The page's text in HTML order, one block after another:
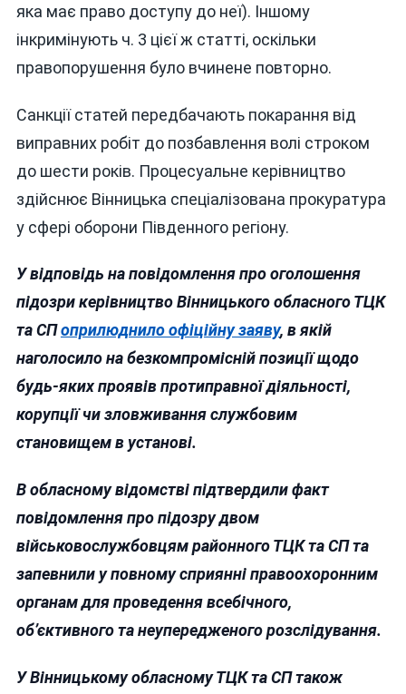
яка має право доступу до неї). Іншому
інкримінують ч. 3 цієї ж статті, оскільки
правопорушення було вчинене повторно.
Санкції статей передбачають покарання від
виправних робіт до позбавлення волі строком
до шести років. Процесуальне керівництво
здійснює Вінницька спеціалізована прокуратура
у сфері оборони Південного регіону.
У відповідь на повідомлення про оголошення
підозри керівництво Вінницького обласного ТЦК
та СПоприлюднило офіційну заяву, в якій
наголосило на безкомпромісній позиції щодо
будь-яких проявів протиправної діяльності,
корупції чи зловживання службовим
становищем в установі.
В обласному відомстві підтвердили факт
повідомлення про підозру двом
військовослужбовцям районного ТЦК та СП та
запевнили у повному сприянні правоохоронним
органам для проведення всебічного,
об’єктивного та неупередженого розслідування.
У Вінницькому обласному ТЦК та СП також